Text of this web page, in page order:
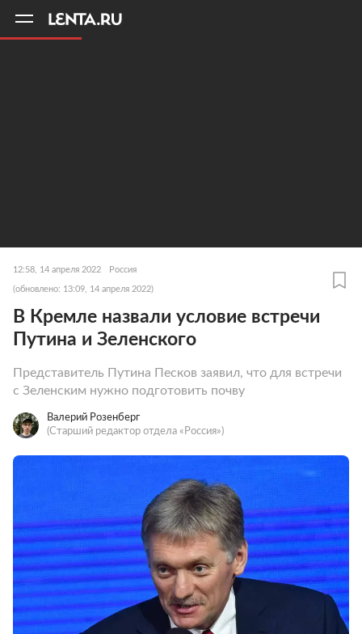
12:58, 14 апреля 2022 Россия
(обновлено: 13:09, 14 апреля 2022)
В Кремле назвали условие встречи
Путина и Зеленского
Представитель Путина Песков заявил, что для встречи
с Зеленским нужно подготовить почву
Валерий Розенберг
(Старший редактор отдела «Россия»)